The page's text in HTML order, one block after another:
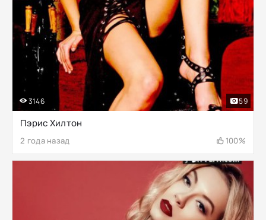
Пэрис Хилтон
2 года назад 100%
3146 59